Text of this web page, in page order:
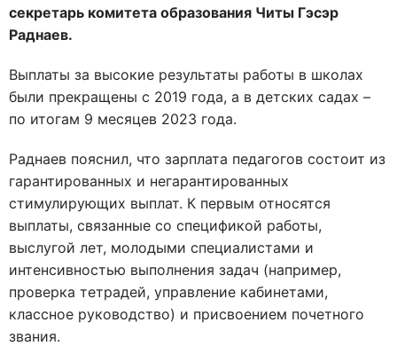
секретарь комитета образования Читы Гэсэр
Раднаев.
Выплаты за высокие результаты работы в школах
были прекращены с 2019 года, а в детских садах –
по итогам 9 месяцев 2023 года.
Раднаев пояснил, что зарплата педагогов состоит из
гарантированных и негарантированных
стимулирующих выплат. К первым относятся
выплаты, связанные со спецификой работы,
выслугой лет, молодыми специалистами и
интенсивностью выполнения задач (например,
проверка тетрадей, управление кабинетами,
классное руководство) и присвоением почетного
звания.